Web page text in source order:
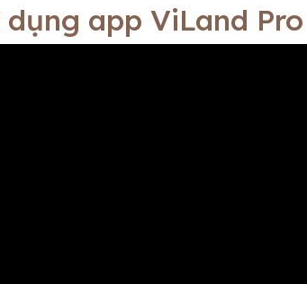
app ViLand Pro